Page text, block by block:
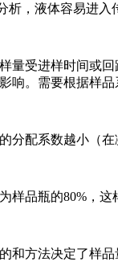
，液体容易进入
受进样时间或回
响。需要根据样品
配系数越小（在
品瓶的80%，这
方法决定了样品